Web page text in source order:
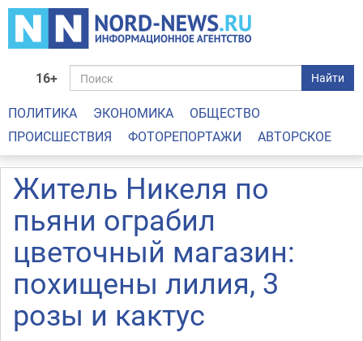
16+ Найти
ПОЛИТИКА ЭКОНОМИКА
ОБЩЕСТВО
ПРОИСШЕСТВИЯ
ФОТОРЕПОРТАЖИ АВТОРСКОЕ
Житель Никеля по
пьяни ограбил
цветочный магазин:
похищены лилия, 3
розы и кактус